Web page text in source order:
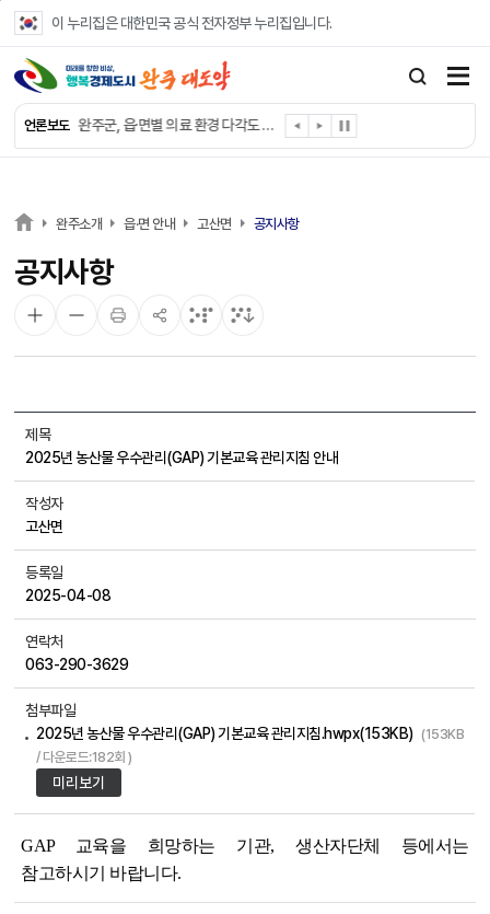
이 누리집은 대한민국 공식 전자정부 누리집입니다.
언론보도
완주군, ‘수의계약 총량제’ 개편 운영
완주군 청소년, 초록우산 지원으로 치과 치료
완주군, 읍·면별 의료 환경 다각도 진단한다
완주군, 모바일 헬스케어 “내 건강 변화 직접 확인”
전북은행, 완주군에 ‘시원키트’ 60세트 기탁
완주소개 읍·면 안내 고산면 공지사항
공지사항
제목
2025년 농산물 우수관리(GAP) 기본교육 관리지침 안내
작성자
고산면
등록일
2025-04-08
연락처
063-290-3629
첨부파일
2025년 농산물 우수관리(GAP) 기본교육 관리지침.hwpx(153KB) (153KB
/ 다운로드:182회 )
미리보기
GAP 교육을 희망하는 기관, 생산자단체 등에서는
참고하시기 바랍니다.